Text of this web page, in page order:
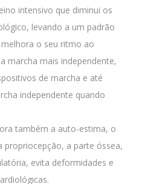
intensivo que diminui os
levando a um padrão
o seu ritmo ao
marcha mais independente,
de marcha e até
independente quando
também a auto-estima, o
propriocepção, a parte óssea,
evita deformidades e